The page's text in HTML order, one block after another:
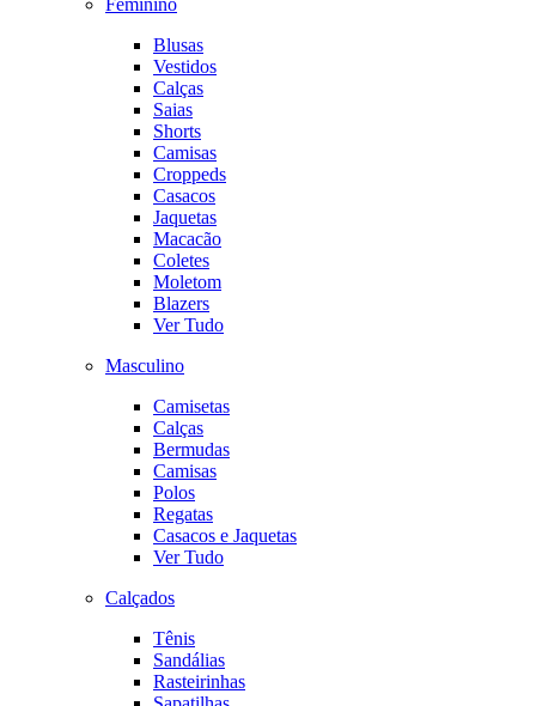
Feminino
Blusas
Vestidos
Calças
Saias
Shorts
Camisas
Croppeds
Casacos
Jaquetas
Macacão
Coletes
Moletom
Blazers
Ver Tudo
Masculino
Camisetas
Calças
Bermudas
Camisas
Polos
Regatas
Casacos e Jaquetas
Ver Tudo
Calçados
Tênis
Sandálias
Rasteirinhas